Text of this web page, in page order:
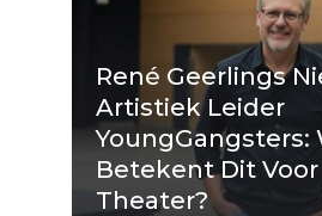
René Geerlings
Artistiek Leider
YoungGangsters:
Betekent Dit
Theater?